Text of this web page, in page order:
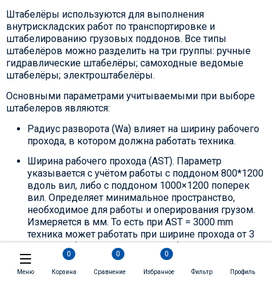
Штабелёры используются для выполнения
внутрискладских работ по транспортировке и
штабелированию грузовых поддонов. Все типы
штабелёров можно разделить на три группы: ручные
гидравлические штабелёры; самоходные ведомые
штабелёры; электроштабелёры.
Основными параметрами учитываемыми при выборе
штабелеров являются:
Радиус разворота (Wa) влияет на ширину рабочего
прохода, в котором должна работать техника.
Ширина рабочего прохода (AST). Параметр
указывается с учётом работы с поддоном 800*1200
вдоль вил, либо с поддоном 1000×1200 поперек
вил. Определяет минимальное пространство,
необходимое для работы и оперирования грузом.
Измеряется в мм. То есть при AST = 3000 mm
техника может работать при ширине прохода от 3
метров и более, хотя Wa может быть и 2000 мм.
Остаточная грузоподъемность — ввиду
особенностей конструкции с высотой подъёма
Меню
0
Корзина
0
Сравнение
0
Избранное Фильтр Профиль